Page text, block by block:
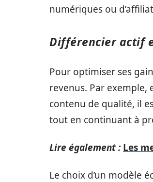
numériques ou
Différencier actif
Pour optimiser ses
revenus. Par
contenu de qualité, il
tout en continuant à
Lire également : Les
Le choix d’un modèle